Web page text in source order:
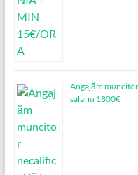
Angajăm
salariu 1800€